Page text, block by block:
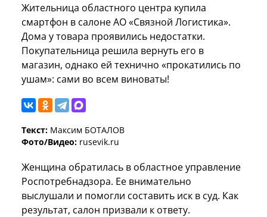
Жительница областного центра купила
смартфон в салоне АО «Связной Логистика».
Дома у товара проявились недостатки.
Покупательница решила вернуть его в
магазин, однако ей технично «прокатились по
ушам»: сами во всем виноваты!
Текст: Максим БОТАЛОВ
Фото/Видео: rusevik.ru
Женщина обратилась в областное управление
Роспотребнадзора. Ее внимательно
выслушали и помогли составить иск в суд. Как
результат, салон призвали к ответу.